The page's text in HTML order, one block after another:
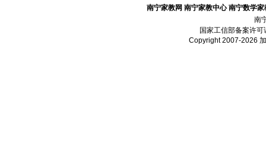
南宁家教网 南宁家教中心 南宁数学家
南
国家工信部备案许可
Copyright 2007-2026